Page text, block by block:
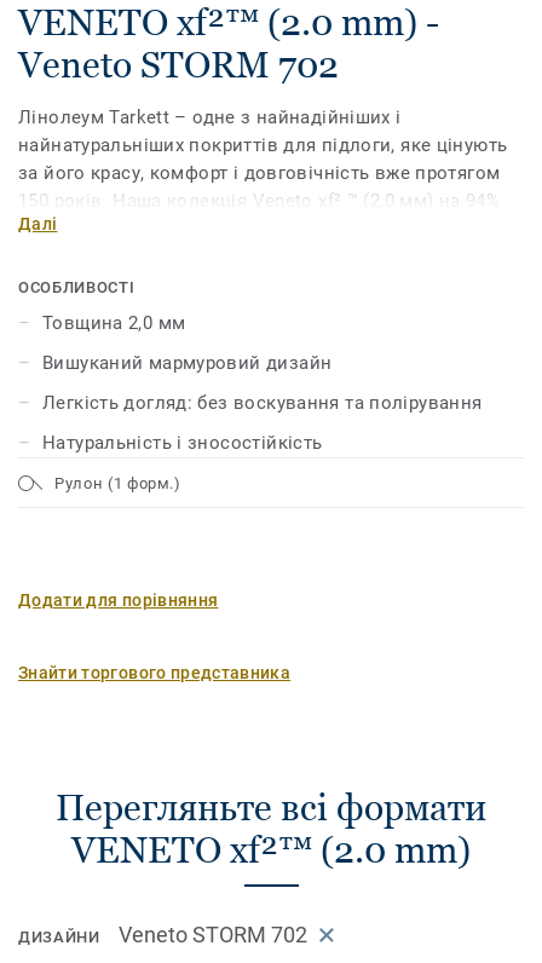
VENETO xf²™ (2.0 mm) -
Veneto STORM 702
Лінолеум Tarkett – одне з найнадійніших і
найнатуральніших покриттів для підлоги, яке цінують
за його красу, комфорт і довговічність вже протягом
150 років. Наша колекція Veneto xf² ™ (2,0 мм) на 94%
виготовлена ​​з натуральної сировини і має широкий
і насичених кольорів. Поверхня лінолеуму захищена за
допомогою нашої унікальної технології xf² ™, що
Далі
ОСОБЛИВОСТІ
Товщина 2,0 мм
Вишуканий мармуровий дизайн
Легкість догляд: без воскування та полірування
Натуральність і зносостійкість
Рулон (1 форм.)
Додати для порівняння
Знайти торгового представника
Перегляньте всі формати
VENETO xf²™ (2.0 mm)
ДИЗАЙНИ Veneto STORM 702